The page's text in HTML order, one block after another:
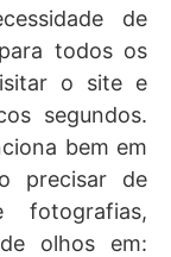
de
todos os
o site e
segundos.
bem em
precisar de
fotografias,
olhos em: